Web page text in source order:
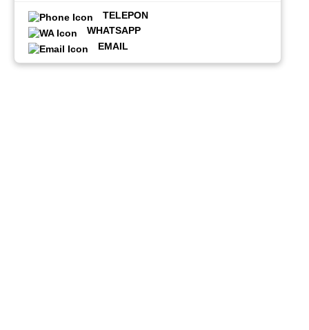
produk industri terpercaya yang dikenal karena
kualitas produk, profesionalisme layanan, dan
kepuasan pelanggan.
TELEPON
WHATSAPP
EMAIL